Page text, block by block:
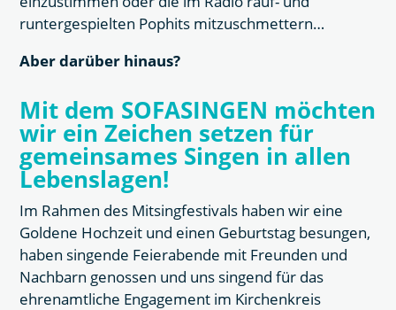
runtergespielten Pophits mitzuschmettern…
Aber darüber hinaus?
Mit dem SOFASINGEN möchten
wir ein Zeichen setzen für
gemeinsames Singen in allen
Lebenslagen!
Im Rahmen des Mitsingfestivals haben wir eine
Goldene Hochzeit und einen Geburtstag besungen,
haben singende Feierabende mit Freunden und
Nachbarn genossen und uns singend für das
ehrenamtliche Engagement im Kirchenkreis